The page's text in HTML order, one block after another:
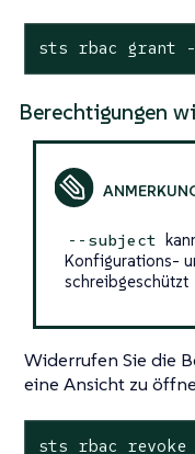
sts rbac grant
Berechtigungen
--subject
Konfigurations-
schreibgeschützt
Widerrufen Sie die
eine Ansicht zu
sts rbac